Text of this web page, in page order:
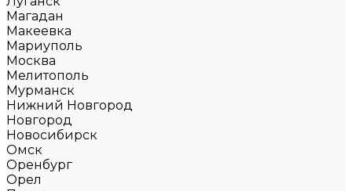
Магадан
Макеевка
Мариуполь
Москва
Мелитополь
Мурманск
Нижний Новгород
Новгород
Новосибирск
Омск
Оренбург
Орел